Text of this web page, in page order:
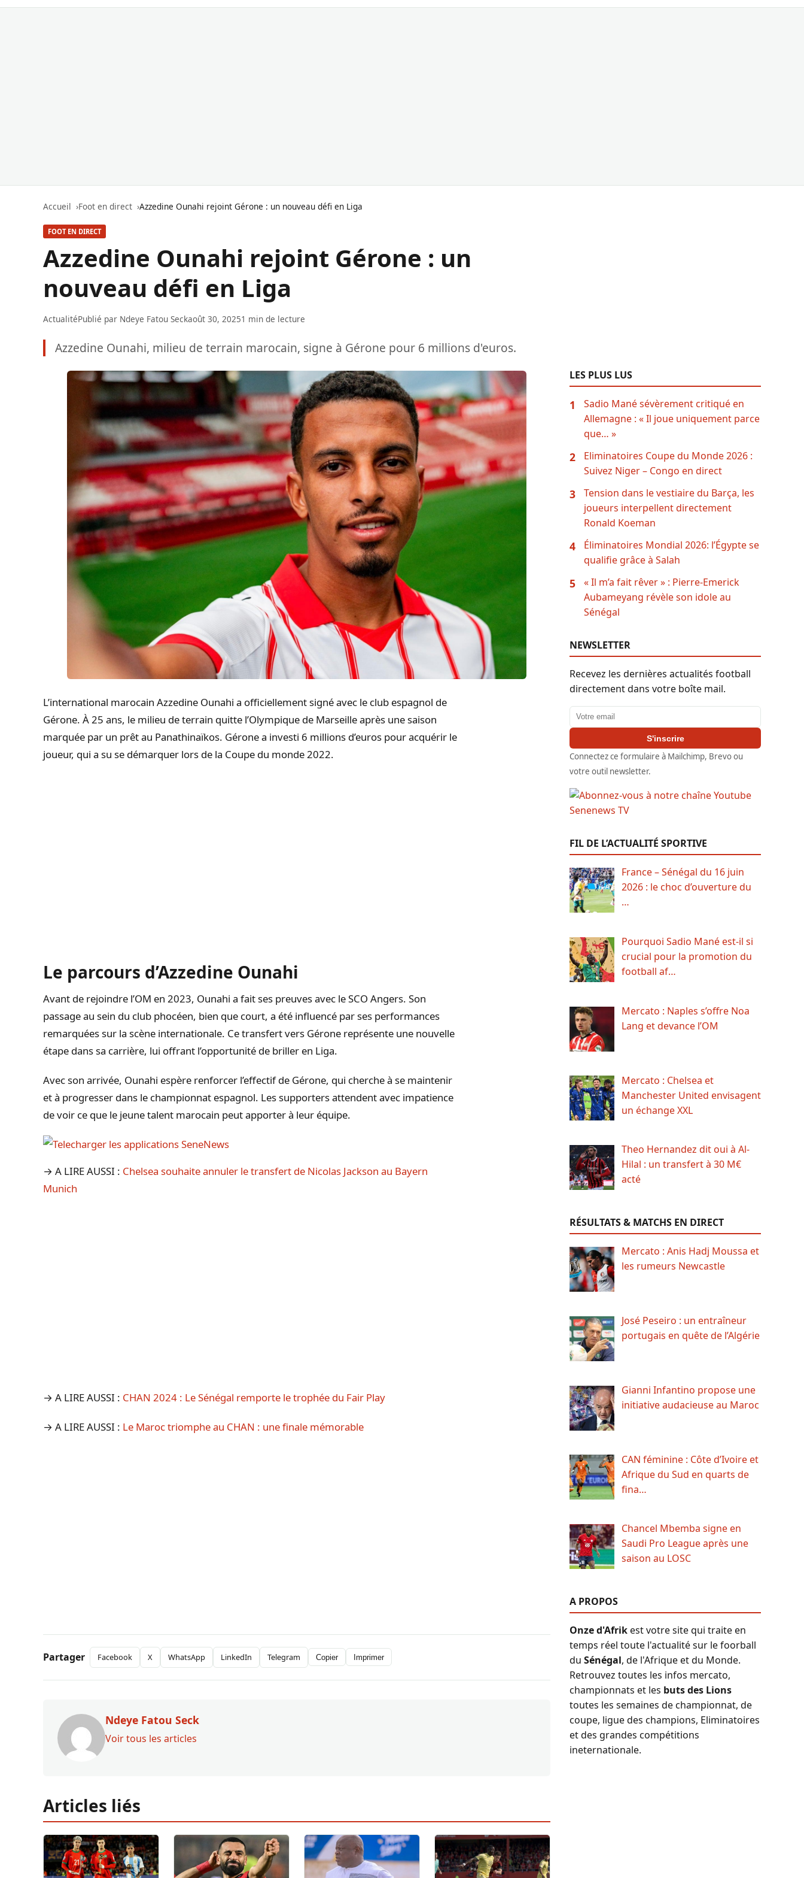
Accueil Foot en direct Azzedine Ounahi rejoint Gérone : un nouveau défi en Liga
FOOT EN DIRECT
Azzedine Ounahi rejoint Gérone : un
nouveau défi en Liga
ActualitéPublié par Ndeye Fatou Seckaoût 30, 20251 min de lecture
Azzedine Ounahi, milieu de terrain marocain, signe à Gérone pour 6 millions d'euros.
L’international marocain Azzedine Ounahi a officiellement signé avec le club espagnol de
Gérone. À 25 ans, le milieu de terrain quitte l’Olympique de Marseille après une saison
marquée par un prêt au Panathinaïkos. Gérone a investi 6 millions d’euros pour acquérir le
joueur, qui a su se démarquer lors de la Coupe du monde 2022.
Le parcours d’Azzedine Ounahi
Avant de rejoindre l’OM en 2023, Ounahi a fait ses preuves avec le SCO Angers. Son
passage au sein du club phocéen, bien que court, a été influencé par ses performances
remarquées sur la scène internationale. Ce transfert vers Gérone représente une nouvelle
étape dans sa carrière, lui offrant l’opportunité de briller en Liga.
Avec son arrivée, Ounahi espère renforcer l’effectif de Gérone, qui cherche à se maintenir
et à progresser dans le championnat espagnol. Les supporters attendent avec impatience
de voir ce que le jeune talent marocain peut apporter à leur équipe.
→ A LIRE AUSSI : Chelsea souhaite annuler le transfert de Nicolas Jackson au Bayern
Munich
→ A LIRE AUSSI : CHAN 2024 : Le Sénégal remporte le trophée du Fair Play
→ A LIRE AUSSI : Le Maroc triomphe au CHAN : une finale mémorable
Partager Facebook X WhatsApp LinkedIn Telegram Copier Imprimer
Ndeye Fatou Seck
Voir tous les articles
Articles liés
LES PLUS LUS
1
Sadio Mané sévèrement critiqué en
Allemagne : « Il joue uniquement parce
que… »
2
Eliminatoires Coupe du Monde 2026 :
Suivez Niger – Congo en direct
3
Tension dans le vestiaire du Barça, les
joueurs interpellent directement
Ronald Koeman
4
Éliminatoires Mondial 2026: l’Égypte se
qualifie grâce à Salah
5
« Il m’a fait rêver » : Pierre-Emerick
Aubameyang révèle son idole au
Sénégal
NEWSLETTER
Recevez les dernières actualités football
directement dans votre boîte mail.
Adresse email
S'inscrire
Connectez ce formulaire à Mailchimp, Brevo ou
votre outil newsletter.
FIL DE L’ACTUALITÉ SPORTIVE
France – Sénégal du 16 juin
2026 : le choc d’ouverture du
…
Pourquoi Sadio Mané est-il si
crucial pour la promotion du
football af…
Mercato : Naples s’offre Noa
Lang et devance l’OM
Mercato : Chelsea et
Manchester United envisagent
un échange XXL
Theo Hernandez dit oui à Al-
Hilal : un transfert à 30 M€
acté
RÉSULTATS & MATCHS EN DIRECT
Mercato : Anis Hadj Moussa et
les rumeurs Newcastle
José Peseiro : un entraîneur
portugais en quête de l’Algérie
Gianni Infantino propose une
initiative audacieuse au Maroc
CAN féminine : Côte d’Ivoire et
Afrique du Sud en quarts de
fina…
Chancel Mbemba signe en
Saudi Pro League après une
saison au LOSC
A PROPOS
Onze d'Afrikest votre site qui traite en
temps réel toute l'actualité sur le foorball
du Sénégal, de l'Afrique et du Monde.
Retrouvez toutes les infos mercato,
championnats et les buts des Lions
toutes les semaines de championnat, de
coupe, ligue des champions, Eliminatoires
et des grandes compétitions
ineternationale.